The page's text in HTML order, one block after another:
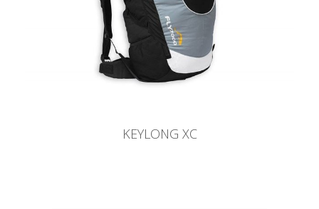
KEYLONG XC